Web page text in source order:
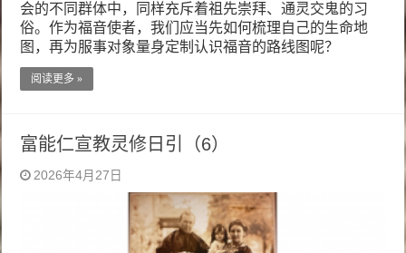
会的不同群体中，同样充斥着祖先崇拜、通灵交鬼的习
俗。作为福音使者，我们应当先如何梳理自己的生命地
图，再为服事对象量身定制认识福音的路线图呢？
阅读更多 »
富能仁宣教灵修日引（6）
2026年4月27日